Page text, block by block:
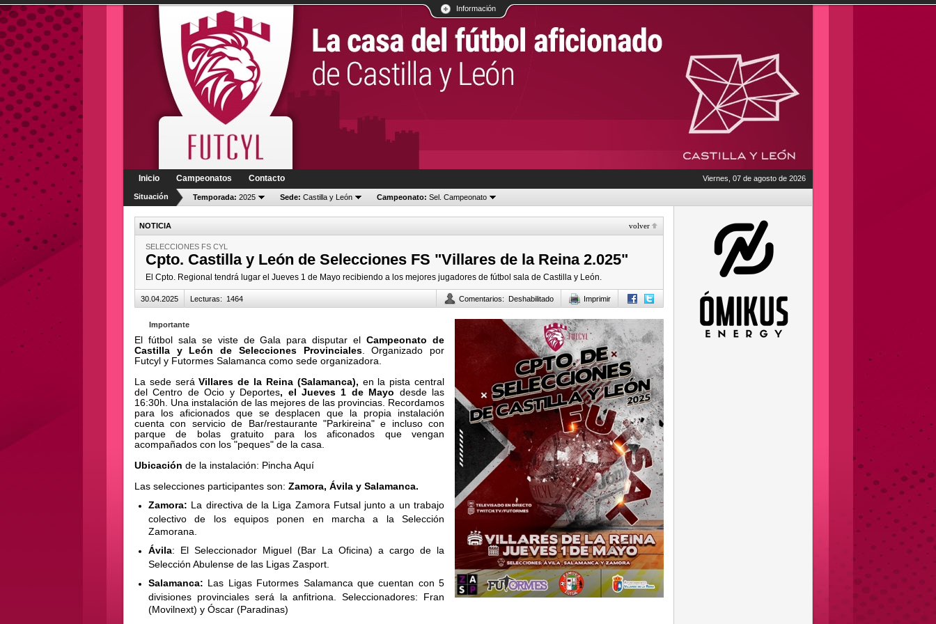
Información
Inicio Campeonatos Contacto Viernes, 07 de agosto de 2026
Situación Temporada: 2025 Sede: Castilla y León Campeonato: Sel. Campeonato
NOTICIA volver
SELECCIONES FS CYL
Cpto. Castilla y León de Selecciones FS "Villares de la Reina 2.025"
El Cpto. Regional tendrá lugar el Jueves 1 de Mayo recibiendo a los mejores jugadores de fútbol sala de Castilla y León.
30.04.2025 Lecturas: 1464 Comentarios: Deshabilitado Imprimir
Importante
El fútbol sala se viste de Gala para disputar elCampeonato de
Castilla y León de Selecciones Provinciales. Organizado por
Futcyl y Futormes Salamanca como sede organizadora.
La sede seráVillares de la Reina(Salamanca), en la pista central
del Centro de Ocio y Deportes, el Jueves 1 de Mayo desde las
16:30h. Una instalación de las mejores de las provincias. Recordamos
para los aficionados que se desplacen que la propia instalación
cuenta con servicio de Bar/restaurante "Parkireina" e incluso con
parque de bolas gratuito para los aficonados que vengan
acompañados con los "peques" de la casa.
Ubicación de la instalación: Pincha Aquí
Las selecciones participantes son: Zamora, Ávila y Salamanca.
Zamora: La directiva de la Liga Zamora Futsal junto a un trabajo
colectivo de los equipos ponen en marcha a la Selección
Zamorana.
Ávila: El Seleccionador Miguel (Bar La Oficina) a cargo de la
Selección Abulense de las Ligas Zasport.
Salamanca: Las Ligas Futormes Salamanca que cuentan con 5
divisiones provinciales será la anfitriona. Seleccionadores: Fran
(Movilnext) y Óscar (Paradinas)